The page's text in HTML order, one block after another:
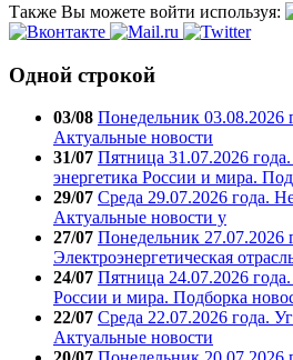
Также Вы можете войти используя:
Одной строкой
03/08 Понедельник 03.08.2026
Актуальные новости
31/07 Пятница 31.07.2026
энергетика России и мира.
29/07 Среда 29.07.2026 года.
Актуальные новости у
27/07 Понедельник 27.07.2026
Электроэнергетическая
24/07 Пятница 24.07.2026
России и мира. Подборка
22/07 Среда 22.07.2026 года.
Актуальные новости